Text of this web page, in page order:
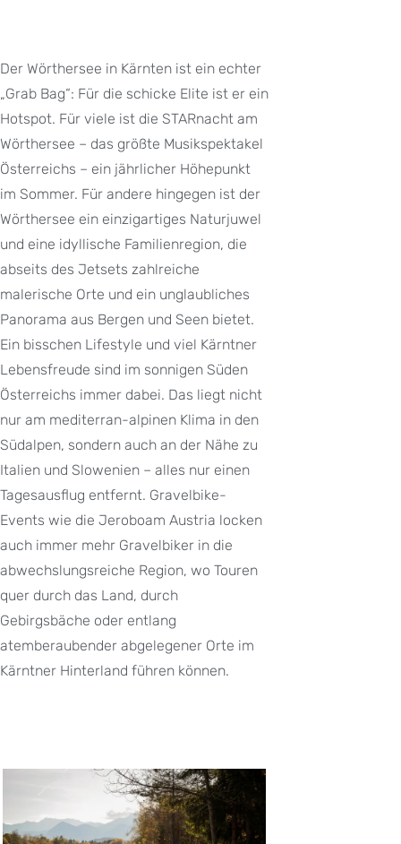
Der Wörthersee in Kärnten ist ein echter
„Grab Bag“: Für die schicke Elite ist er ein
Hotspot. Für viele ist die STARnacht am
Wörthersee – das größte Musikspektakel
Österreichs – ein jährlicher Höhepunkt
im Sommer. Für andere hingegen ist der
Wörthersee ein einzigartiges Naturjuwel
und eine idyllische Familienregion, die
abseits des Jetsets zahlreiche
malerische Orte und ein unglaubliches
Panorama aus Bergen und Seen bietet.
Ein bisschen Lifestyle und viel Kärntner
Lebensfreude sind im sonnigen Süden
Österreichs immer dabei. Das liegt nicht
nur am mediterran-alpinen Klima in den
Südalpen, sondern auch an der Nähe zu
Italien und Slowenien – alles nur einen
Tagesausflug entfernt. Gravelbike-
Events wie die Jeroboam Austria locken
auch immer mehr Gravelbiker in die
abwechslungsreiche Region, wo Touren
quer durch das Land, durch
Gebirgsbäche oder entlang
atemberaubender abgelegener Orte im
Kärntner Hinterland führen können.